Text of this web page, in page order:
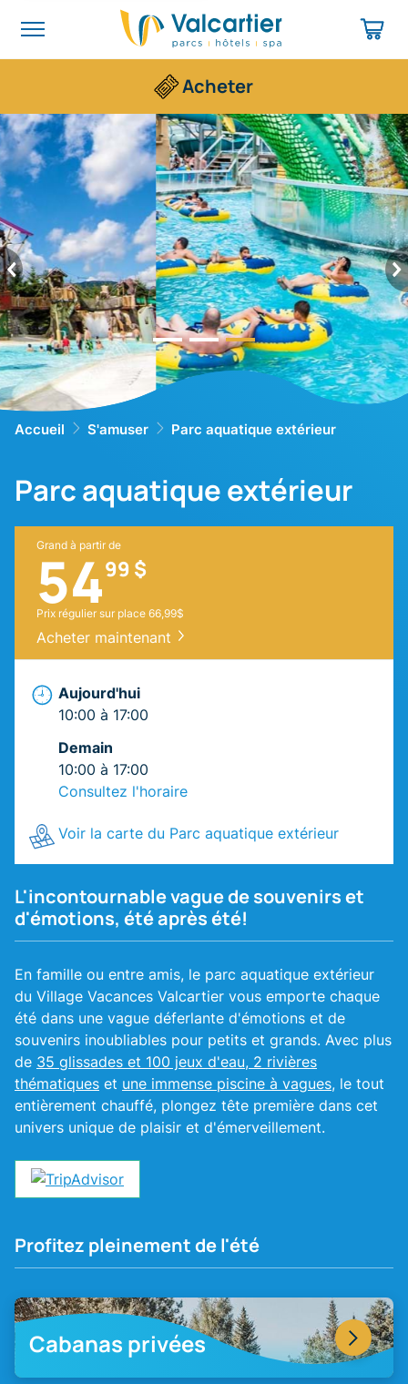
Acheter
Accueil S'amuser Parc aquatique extérieur
Parc aquatique extérieur
Grand à partir de
5499 $
Prix régulier sur place 66,99$
Acheter maintenant
Aujourd'hui
10:00 à 17:00
Demain
10:00 à 17:00
Consultez l'horaire
Voir la carte du Parc aquatique extérieur
L'incontournable vague de souvenirs et
d'émotions, été après été!
En famille ou entre amis, le parc aquatique extérieur
du Village Vacances Valcartier vous emporte chaque
été dans une vague déferlante d'émotions et de
souvenirs inoubliables pour petits et grands. Avec plus
de 35 glissades et 100 jeux d'eau, 2 rivières
thématiques et une immense piscine à vagues, le tout
entièrement chauffé, plongez tête première dans cet
univers unique de plaisir et d'émerveillement.
Profitez pleinement de l'été
Cabanas privées